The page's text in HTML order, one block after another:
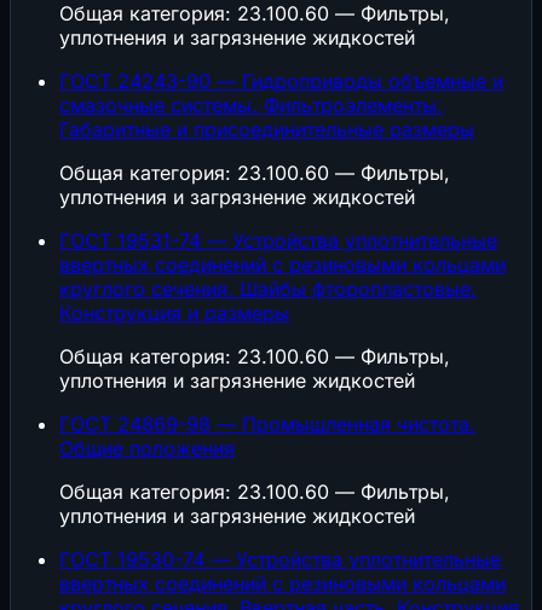
Общая категория: 23.100.60 — Фильтры,
уплотнения и загрязнение жидкостей
ГОСТ 24243-90 — Гидроприводы объемные и
смазочные системы. Фильтроэлементы.
Габаритные и присоединительные размеры
Общая категория: 23.100.60 — Фильтры,
уплотнения и загрязнение жидкостей
ГОСТ 19531-74 — Устройства уплотнительные
ввертных соединений с резиновыми кольцами
круглого сечения. Шайбы фторопластовые.
Конструкция и размеры
Общая категория: 23.100.60 — Фильтры,
уплотнения и загрязнение жидкостей
ГОСТ 24869-98 — Промышленная чистота.
Общие положения
Общая категория: 23.100.60 — Фильтры,
уплотнения и загрязнение жидкостей
ГОСТ 19530-74 — Устройства уплотнительные
ввертных соединений с резиновыми кольцами